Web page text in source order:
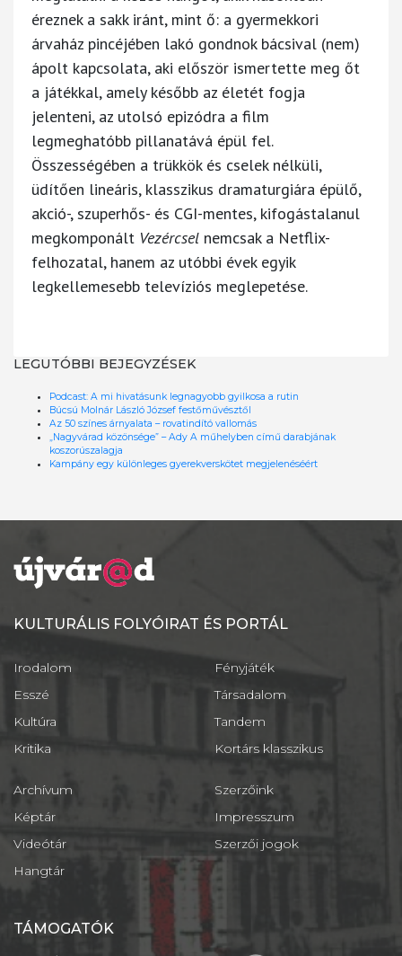
éreznek a sakk iránt, mint ő: a gyermekkori
árvaház pincéjében lakó gondnok bácsival (nem)
ápolt kapcsolata, aki először ismertette meg őt
a játékkal, amely később az életét fogja
jelenteni, az utolsó epizódra a film
legmeghatóbb pillanatává épül fel.
Összességében a trükkök és cselek nélküli,
üdítően lineáris, klasszikus dramaturgiára épülő,
akció-, szuperhős- és CGI-mentes, kifogástalanul
megkomponált Vezércsel nemcsak a Netflix-
felhozatal, hanem az utóbbi évek egyik
legkellemesebb televíziós meglepetése.
LEGUTÓBBI BEJEGYZÉSEK
Podcast: A mi hivatásunk legnagyobb gyilkosa a rutin
Búcsú Molnár László József festőművésztől
Az 50 színes árnyalata – rovatindító vallomás
„Nagyvárad közönsége” – Ady A műhelyben című darabjának
koszorúszalagja
Kampány egy különleges gyerekverskötet megjelenéséért
KULTURÁLIS FOLYÓIRAT ÉS PORTÁL
Irodalom
Esszé
Kultúra
Kritika
Fényjáték
Társadalom
Tandem
Kortárs klasszikus
Archívum
Képtár
Videótár
Hangtár
Szerzőink
Impresszum
Szerzői jogok
TÁMOGATÓK